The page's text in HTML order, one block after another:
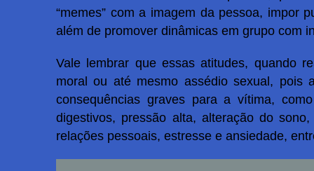
“memes” com a imagem da pessoa, impor
além de promover dinâmicas em grupo com
Vale lembrar que essas atitudes, quando
moral ou até mesmo assédio sexual, pois
consequências graves para a vítima,
digestivos, pressão alta, alteração do
relações pessoais, estresse e ansiedade,